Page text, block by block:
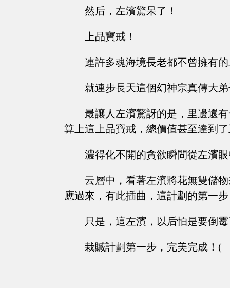
然后，左濱驚呆了！
上品寶戒！
連許多魂海境長老都不曾擁有
就連步長天這個幻神宗真傳大
最讓人左濱驚訝的是，里邊還
算上這上品寶戒，總價值甚至達到
濃得化不開的貪欲瞬間從左濱
云層中，看著左濱將花無雙儲
應過來，有此插曲，這計劃的第一
只是，這左濱，以后怕是要倒
栽贓計劃第一步，完美完成！(